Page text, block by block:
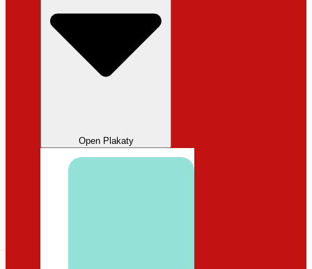
Open Plakaty